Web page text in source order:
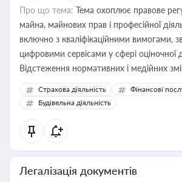
Про що тема: Тема охоплює правове
майна, майнових прав і професійної
включно з кваліфікаційними вимогами,
цифровими сервісами у сфері оціночної
Відстеження нормативних і медійних
корисне для власника бізнесу,
бухгалтера під час оподаткування,
державного майна, корпоративних угод і
статусу суб'єктів оціночної діяльності
Страхова діяльність
Фінансові
Будівельна діяльність
Легалізація документів